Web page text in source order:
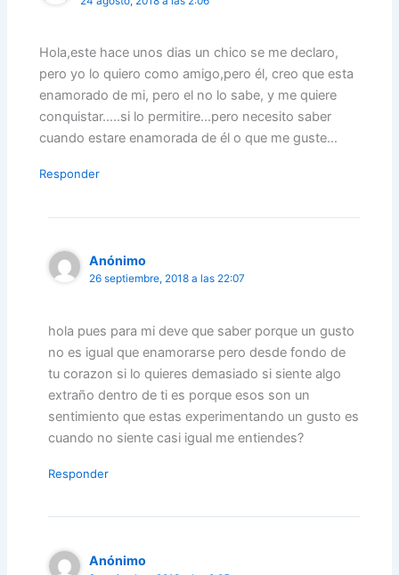
Hola,este hace unos dias un chico se me declaro,
pero yo lo quiero como amigo,pero él, creo que esta
enamorado de mi, pero el no lo sabe, y me quiere
conquistar…..si lo permitire…pero necesito saber
cuando estare enamorada de él o que me guste…
Responder
Anónimo
26 septiembre, 2018 a las 22:07
hola pues para mi deve que saber porque un gusto
no es igual que enamorarse pero desde fondo de
tu corazon si lo quieres demasiado si siente algo
extraño dentro de ti es porque esos son un
sentimiento que estas experimentando un gusto es
cuando no siente casi igual me entiendes?
Responder
Anónimo